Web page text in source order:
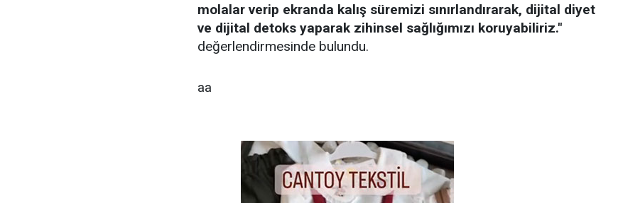
molalar verip ekranda kalış süremizi sınırlandırarak, dijital diyet
ve dijital detoks yaparak zihinsel sağlığımızı koruyabiliriz."
değerlendirmesinde bulundu.
aa